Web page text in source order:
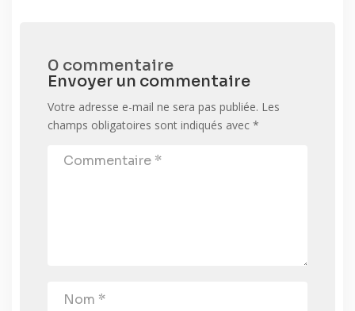
0 commentaire
Envoyer un commentaire
Votre adresse e-mail ne sera pas publiée. Les
champs obligatoires sont indiqués avec *